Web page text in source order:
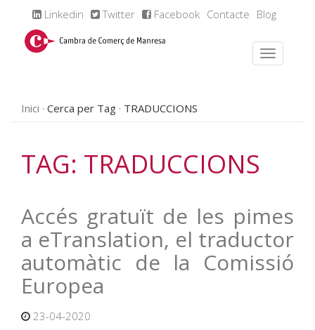
Linkedin Twitter Facebook Contacte Blog
Inici Cerca per Tag TRADUCCIONS
TAG: TRADUCCIONS
Accés gratuït de les pimes
a eTranslation, el traductor
automàtic de la Comissió
Europea
23-04-2020